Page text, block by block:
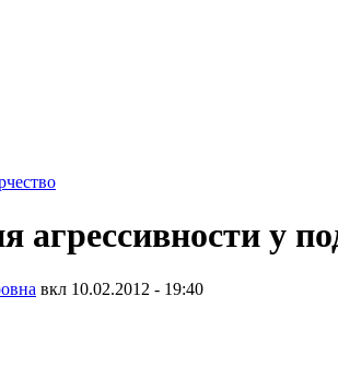
агрессивности у
вкл 10.02.2012 - 19:40